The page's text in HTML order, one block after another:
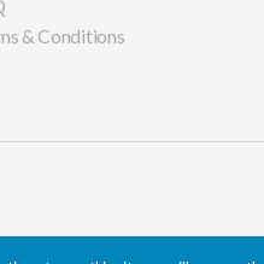
& Conditions